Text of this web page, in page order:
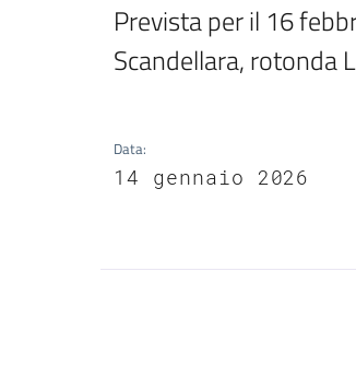
Prevista per il 16
Scandellara, rotonda
Data:
14 gennaio 2026